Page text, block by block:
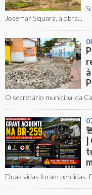
Josemar Siquara, a obra...
O secretário municipal da
Duas vidas foram perdidas.